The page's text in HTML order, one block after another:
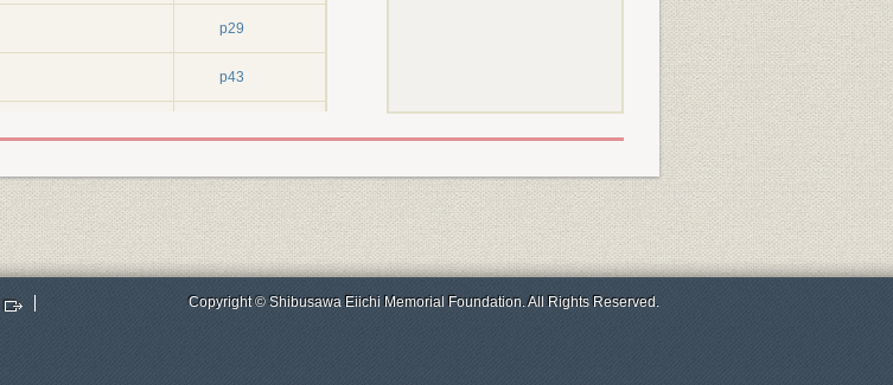
p29
p43
p46
p53
p56
Copyright © Shibusawa Eiichi Memorial Foundation. All Rights Reserved.